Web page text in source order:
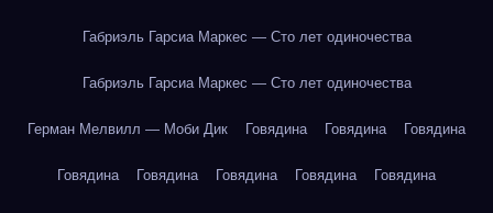
Габриэль Гарсиа Маркес — Сто лет одиночества
Габриэль Гарсиа Маркес — Сто лет одиночества
Герман Мелвилл — Моби Дик Говядина Говядина Говядина
Говядина Говядина Говядина Говядина Говядина